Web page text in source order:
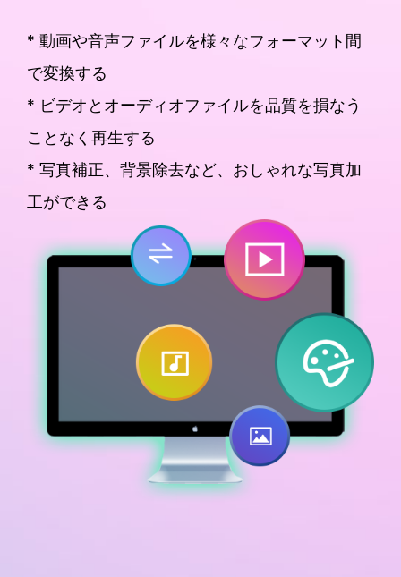
* 動画や音声ファイルを様々なフォーマット間
で変換する
* ビデオとオーディオファイルを品質を損なう
ことなく再生する
* 写真補正、背景除去など、おしゃれな写真加
工ができる